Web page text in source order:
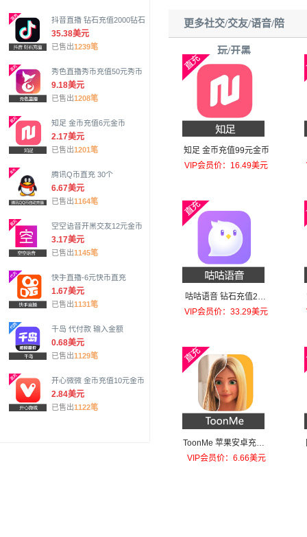
抖音直播 钻石充值2000钻石
35.38美元
已售出1239笔
秀色直播秀币充值50元秀币
9.18美元
已售出1208笔
知足 金币充值6元金币
2.17美元
已售出1201笔
腾讯Q币直充 30个
6.67美元
已售出1164笔
空空语音开黑交友12元金币
3.17美元
已售出1145笔
快手直播-6元快币直充
1.67美元
已售出1131笔
千岛 代付款 输入金额
0.68美元
已售出1129笔
开心微微 金币充值10元金币
2.84美元
已售出1122笔
更多社交/交友/语音/陪
玩/开黑
知足 金币充值99元金币
VIP会员价：16.49美元
咕咕语音 钻石充值200
元钻石
VIP会员价：33.29美元
ToonMe 苹果安卓充值T
oonMe PRO
VIP会员价：6.66美元